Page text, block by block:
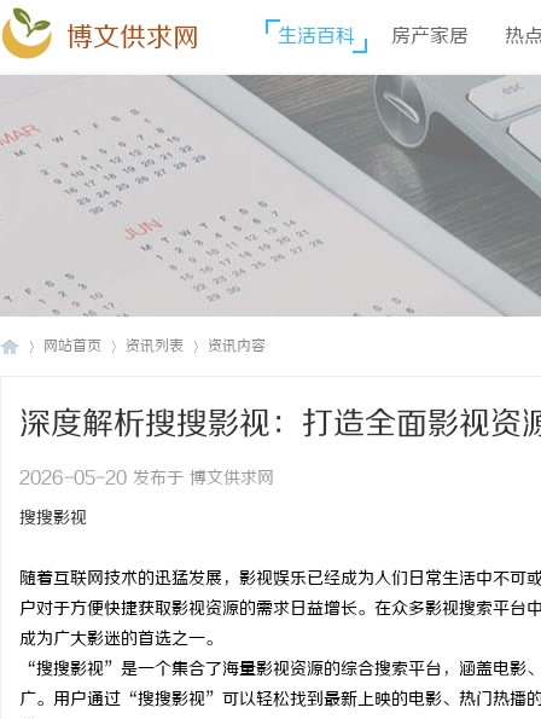
博文供求网 生活百科 房产家居 热
网站首页 资讯列表 资讯内容
深度解析搜搜影视：打造全面影视资
2026-05-20 发布于 博文供求网
搜搜影视
随着互联网技术的迅猛发展，影视娱乐已经成为人们日常生活中不
户对于方便快捷获取影视资源的需求日益增长。在众多影视搜索平
成为广大影迷的首选之一。
“搜搜影视”是一个集合了海量影视资源的综合搜索平台，涵盖电影
广。用户通过“搜搜影视”可以轻松找到最新上映的电影、热门热播